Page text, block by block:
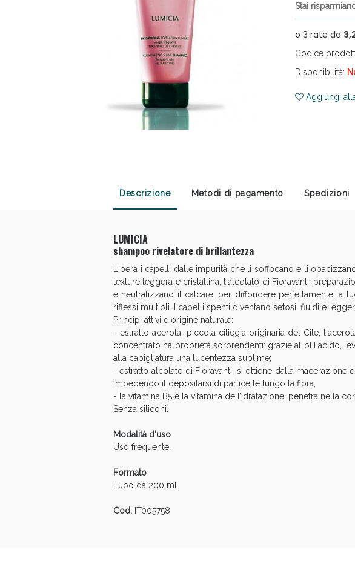
Stai
Codice
Disponibilità:
Aggiungi
Descrizione Metodi di pagamento Spedizioni
LUMICIA
shampoo rivelatore di brillantezza
Libera i capelli dalle impurità che li soffocano e li
texture leggera e cristallina, l'alcolato di Fioravanti,
e neutralizzano il calcare, per diffondere perfettamente la
riflessi multipli. I capelli spenti diventano setosi, fluidi e
Principi attivi d'origine naturale:
- estratto acerola, piccola ciliegia originaria del Cile,
concentrato ha proprietà sorprendenti: grazie al pH acido,
alla capigliatura una lucentezza sublime;
- estratto alcolato di Fioravanti, si ottiene dalla macerazione
impedendo il depositarsi di particelle lungo la fibra;
- la vitamina B5 è la vitamina dell’idratazione: penetra nella
Senza siliconi.
Modalità d'uso
Uso frequente.
Formato
Tubo da 200 ml.
Cod. IT005758
Sconto